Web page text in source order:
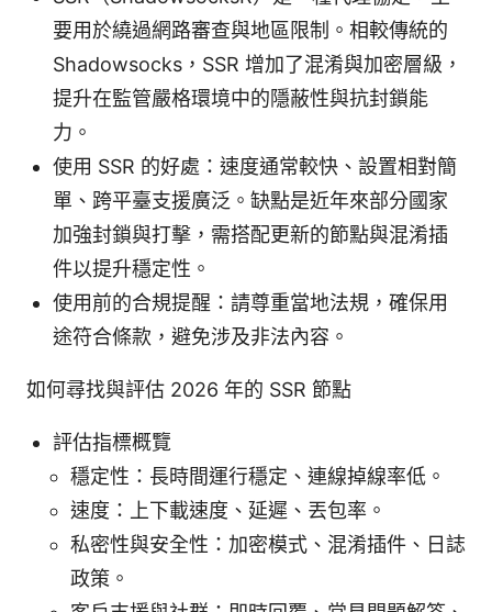
要用於繞過網路審查與地區限制。相較傳統的
Shadowsocks，SSR 增加了混淆與加密層級，
提升在監管嚴格環境中的隱蔽性與抗封鎖能
力。
使用 SSR 的好處：速度通常較快、設置相對簡
單、跨平臺支援廣泛。缺點是近年來部分國家
加強封鎖與打擊，需搭配更新的節點與混淆插
件以提升穩定性。
使用前的合規提醒：請尊重當地法規，確保用
途符合條款，避免涉及非法內容。
如何尋找與評估 2026 年的 SSR 節點
評估指標概覽
穩定性：長時間運行穩定、連線掉線率低。
速度：上下載速度、延遲、丟包率。
私密性與安全性：加密模式、混淆插件、日誌
政策。